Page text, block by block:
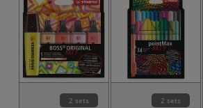
2 sets 2 sets